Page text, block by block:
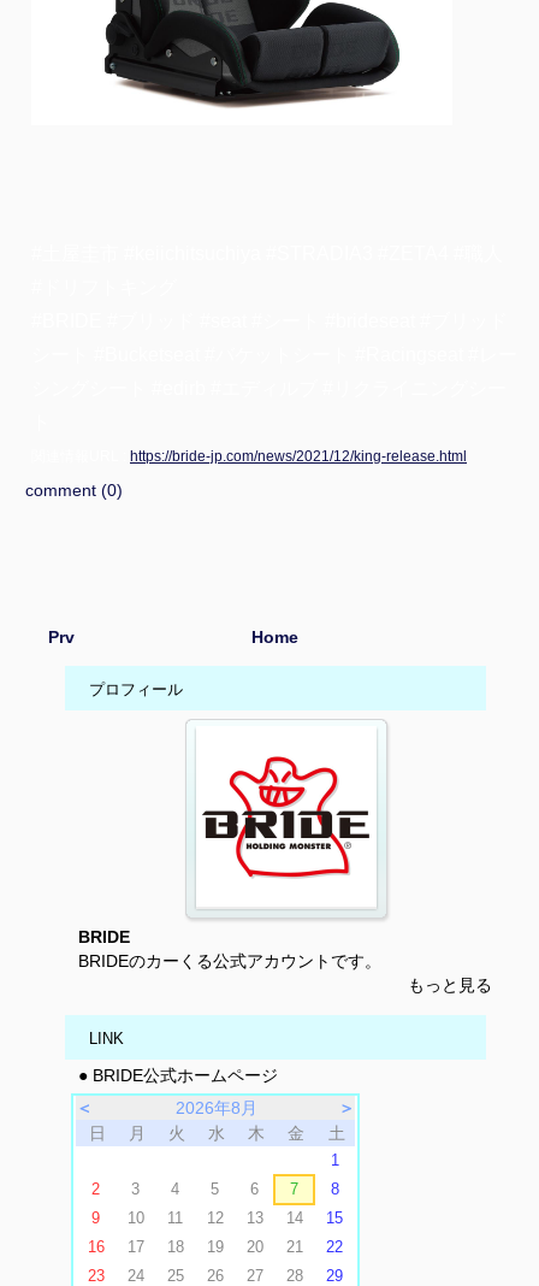
https://bride-jp.com/news/2021/12/king-release.html
comment (0)
Prv Home
プロフィール
BRIDE
BRIDEのカーくる公式アカウントです。
もっと見る
LINK
● BRIDE公式ホームページ
＜
2026年8月
＞
日
月 火 水 木 金 土
1
2
3 4 5 6 7
8
9
10 11 12 13 14
15
16
17 18 19 20 21
22
23
24 25 26 27 28
29